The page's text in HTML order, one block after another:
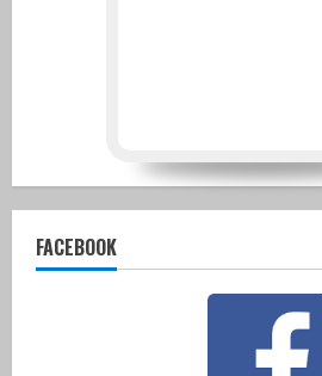
FACEBOOK